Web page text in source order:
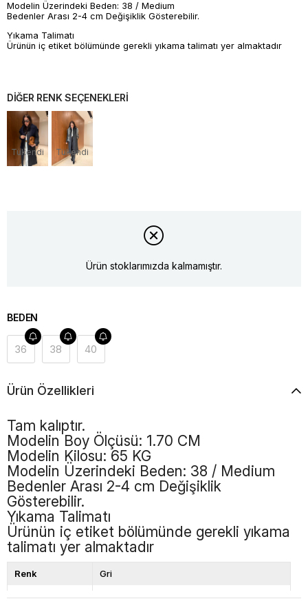
Modelin Üzerindeki Beden: 38 / Medium
Bedenler Arası 2-4 cm Değişiklik Gösterebilir.
Yıkama Talimatı
Ürünün iç etiket bölümünde gerekli yıkama talimatı yer almaktadır
DİĞER RENK SEÇENEKLERİ
Tükendi Tükendi
Ürün stoklarımızda kalmamıştır.
BEDEN
36 38 40
Ürün Özellikleri
Tam kalıptır.
Modelin Boy Ölçüsü: 1.70 CM
Modelin Kilosu: 65 KG
Modelin Üzerindeki Beden: 38 / Medium
Bedenler Arası 2-4 cm Değişiklik
Gösterebilir.
Yıkama Talimatı
Ürünün iç etiket bölümünde gerekli yıkama
talimatı yer almaktadır
Renk Gri
Boy Uzun